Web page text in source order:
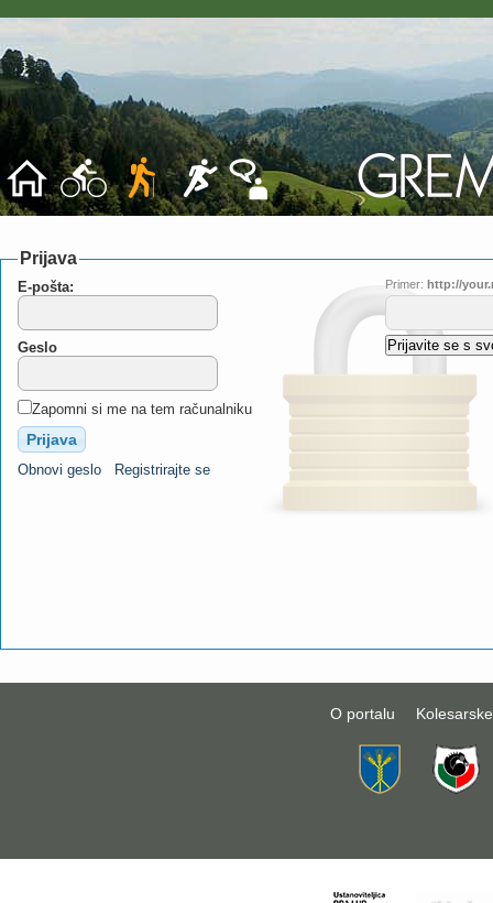
Prijava
E-pošta:
Geslo
Zapomni si me na tem računalniku
Obnovi geslo Registrirajte se
Primer: http://
O portalu